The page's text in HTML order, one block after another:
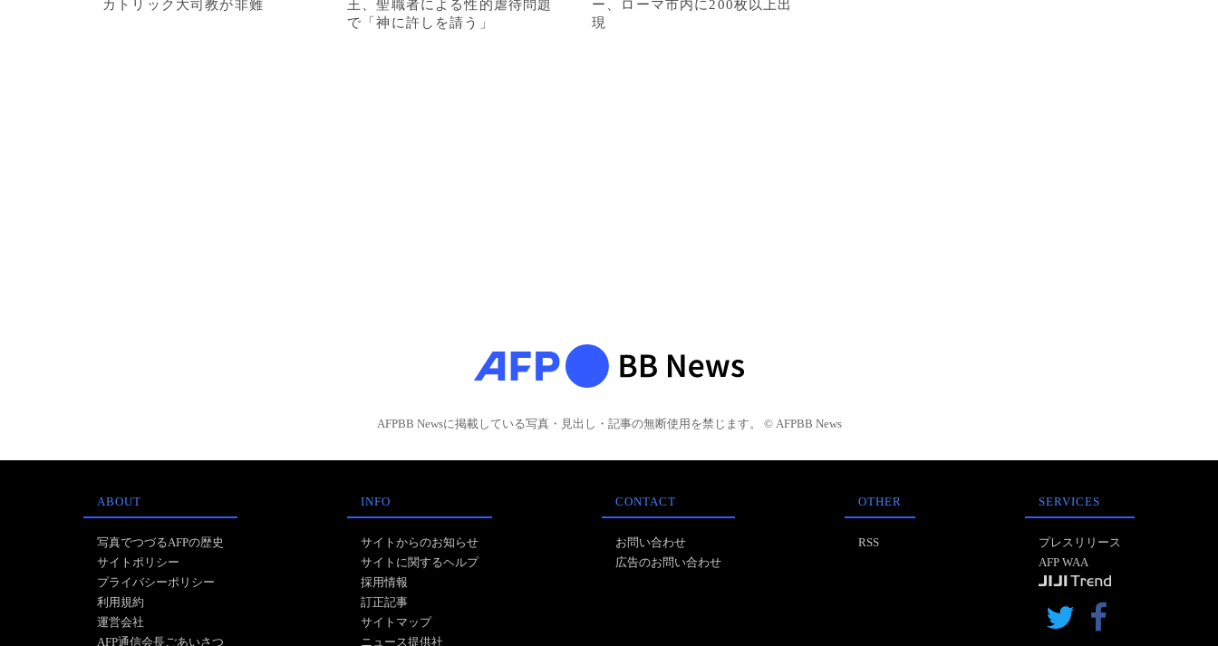
カトリック大司教が非難
王、聖職者による性的虐待問題
で「神に許しを請う」
ー、ローマ市内に200枚以上出
現
AFPBB Newsに掲載している写真・見出し・記事の無断使用を禁じます。 © AFPBB News
ABOUT
写真でつづるAFPの歴史
サイトポリシー
プライバシーポリシー
利用規約
運営会社
AFP通信会長ごあいさつ
INFO
サイトからのお知らせ
サイトに関するヘルプ
採用情報
訂正記事
サイトマップ
ニュース提供社
CONTACT
お問い合わせ
広告のお問い合わせ
OTHER
RSS
SERVICES
プレスリリース
AFP WAA